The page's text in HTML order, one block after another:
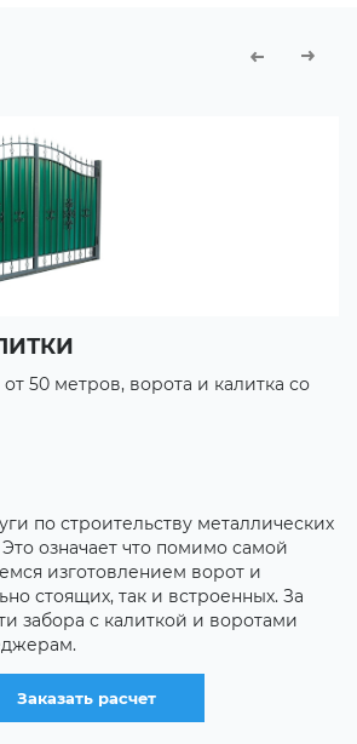
ПОЛУЧИТЬ СКИДКУ НА
При заказе забора от 50 метров
Свыше 100 м. - 5%
Свыше 200 м. - 7%
Строить вместе - выгодно! Компания
дает скидки на объем. Если вы
и узнали что того же хочет вам сосед,
скидку на общий объем.